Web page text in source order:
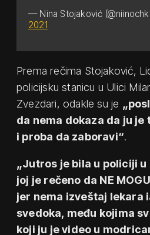
— Nina Stojaković
2021
Prema rečima Stojaković,
policijsku stanicu u Ulici
Zvezdari, odakle su je
da nema dokaza da ju je
i proba da zaboravi“.
„Jutros je bila u policiji u
joj je rečeno da NE
jer nema izveštaj lekara
svedoka, među kojima
koji ju je video u